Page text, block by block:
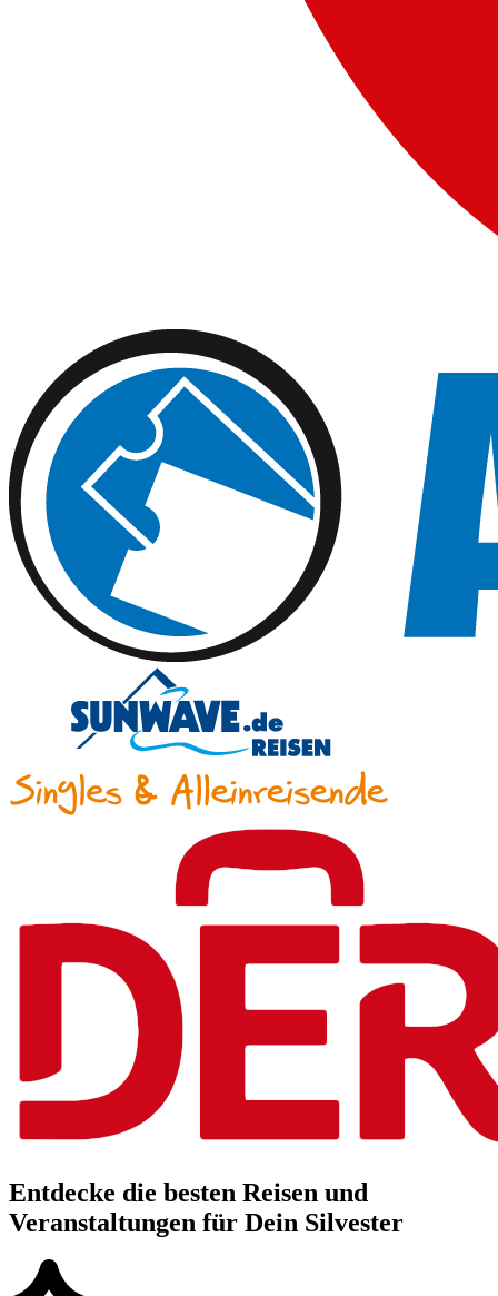
Entdecke die besten Reisen und
Veranstaltungen für Dein Silvester